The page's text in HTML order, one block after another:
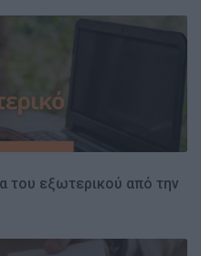
του εξωτερικού από την